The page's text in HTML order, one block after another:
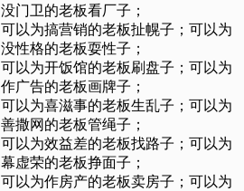
没门卫的老板看厂子；
可以为搞营销的老板扯幌子；可以为
没性格的老板耍性子；
可以为开饭馆的老板刷盘子；可以为
作广告的老板画牌子；
可以为喜滋事的老板生乱子；可以为
善撒网的老板管绳子；
可以为效益差的老板找路子；可以为
幕虚荣的老板挣面子；
可以为作房产的老板卖房子；可以为